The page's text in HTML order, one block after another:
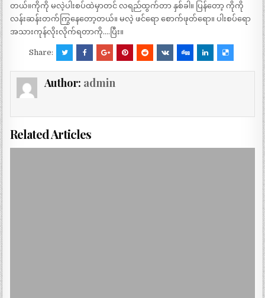
တယ်။ကိုကို မလဲ့ပါးစပ်ထဲမှာတင် လရည်ထွက်တာ နှစ်ခါ။ ပြန်တော့ ကိုကို
လန်းဆန်းတက်ကြွနေတော့တယ်။ မလဲ့ ဖင်ရော စောက်ဖုတ်ရော။ ပါးစပ်ရော
အသားကုန်လိုးလိုက်ရတာကို….ပြီး။
Share:
Author: admin
Related Articles